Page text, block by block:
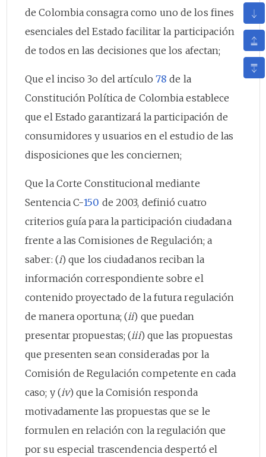
de Colombia consagra como uno de los fines
esenciales del Estado facilitar la participación
de todos en las decisiones que los afectan;
Que el inciso 3o del artículo 78 de la
Constitución Política de Colombia establece
que el Estado garantizará la participación de
consumidores y usuarios en el estudio de las
disposiciones que les conciernen;
Que la Corte Constitucional mediante
Sentencia C-150 de 2003, definió cuatro
criterios guía para la participación ciudadana
frente a las Comisiones de Regulación; a
saber: (i) que los ciudadanos reciban la
información correspondiente sobre el
contenido proyectado de la futura regulación
de manera oportuna; (ii) que puedan
presentar propuestas; (iii) que las propuestas
que presenten sean consideradas por la
Comisión de Regulación competente en cada
caso; y (iv) que la Comisión responda
motivadamente las propuestas que se le
formulen en relación con la regulación que
por su especial trascendencia despertó el